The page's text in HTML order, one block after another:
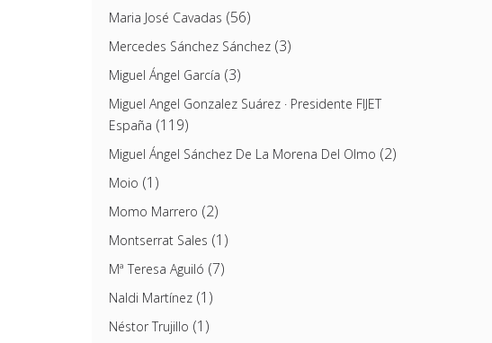
Maria José Cavadas (56)
Mercedes Sánchez Sánchez(3)
Miguel Ángel García (3)
Miguel Angel Gonzalez Suárez · Presidente FIJET
España (119)
Miguel Ángel Sánchez De La Morena Del Olmo (2)
Moio (1)
Momo Marrero (2)
Montserrat Sales (1)
Mª Teresa Aguiló (7)
Naldi Martínez(1)
Néstor Trujillo (1)